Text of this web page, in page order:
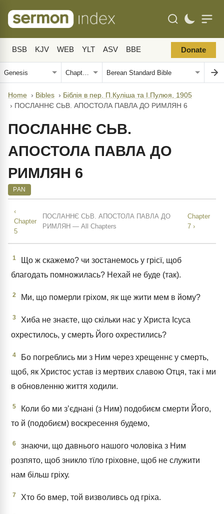
BSB KJV WEB YLT ASV BBE Donate
Home › Bibles › Біблія в пер. П.Куліша та І.Пулюя, 1905
› ПОСЛАННЄ СЬВ. АПОСТОЛА ПАВЛА ДО РИМЛЯН 6
ПОСЛАННЄ СЬВ.
АПОСТОЛА ПАВЛА ДО
РИМЛЯН 6
PAN
‹
Chapter
5
ПОСЛАННЄ СЬВ. АПОСТОЛА ПАВЛА ДО
РИМЛЯН — All Chapters
Chapter
7 ›
1
Що ж скажемо? чи зостанемось у грісї, щоб
благодать помножилась? Нехай не буде (так).
2 Ми, що померли гріхом, як ще жити мем в йому?
3
Хиба не знаєте, що скільки нас у Христа Ісуса
охрестилось, у смерть Його охрестились?
4
Бо погреблись ми з Ним через хрещеннє у смерть,
щоб, як Христос устав із мертвих славою Отця, так і ми
в обновленню життя ходили.
5
Коли бо ми зʼєднані (з Ним) подобиєм смерти Його,
то й (подобиєм) воскресення будемо,
6
знаючи, що давнього нашого чоловіка з Ним
розпято, щоб зникло тїло гріховне, щоб не служити
нам більш гріху.
7 Хто бо вмер, той визволивсь од гріха.